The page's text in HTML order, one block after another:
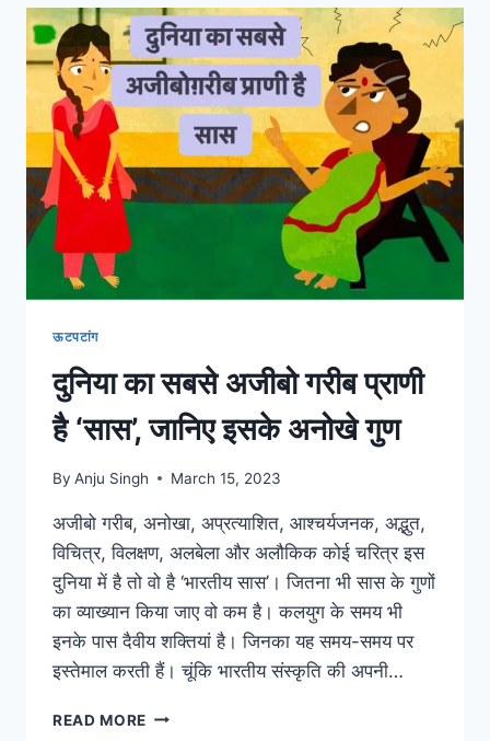
में
इस
जगह
तो
नहीं
लाफिंग
बुद्धा,
कंगाल
ऊटपटांग
दुनिया का सबसे अजीबो गरीब प्राणी
है ‘सास’, जानिए इसके अनोखे गुण
By Anju Singh March 15, 2023
अजीबो गरीब, अनोखा, अप्रत्याशित, आश्चर्यजनक, अद्भुत,
विचित्र, विलक्षण, अलबेला और अलौकिक कोई चरित्र इस
दुनिया में है तो वो है ‘भारतीय सास’। जितना भी सास के गुणों
का व्याख्यान किया जाए वो कम है। कलयुग के समय भी
इनके पास दैवीय शक्तियां है। जिनका यह समय-समय पर
इस्तेमाल करती हैं। चूंकि भारतीय संस्कृति की अपनी…
READ MORE दुनिया